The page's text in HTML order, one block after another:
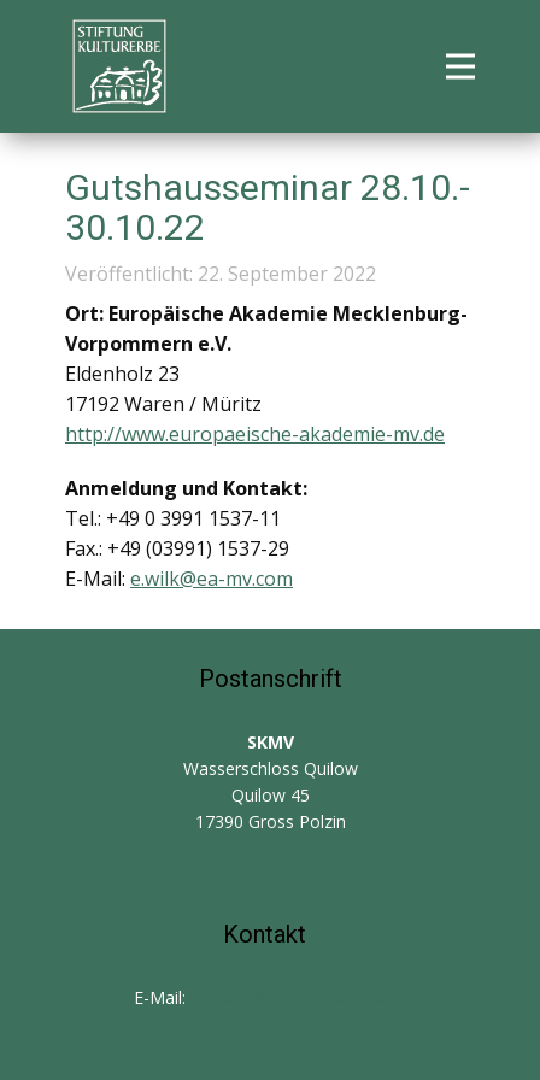
Gutshausseminar 28.10.-
30.10.22
Veröffentlicht: 22. September 2022
Ort: Europäische Akademie Mecklenburg-
Vorpommern e.V.
Eldenholz 23
17192 Waren / Müritz
http://www.europaeische-akademie-mv.de
Anmeldung und Kontakt:
Tel.: +49 0 3991 1537-11
Fax.: +49 (03991) 1537-29
E-Mail: e.wilk@ea-mv.com
Postanschrift
SKMV
Wasserschloss Quilow
Quilow 45
17390 Gross Polzin
Kontakt
E-Mail: